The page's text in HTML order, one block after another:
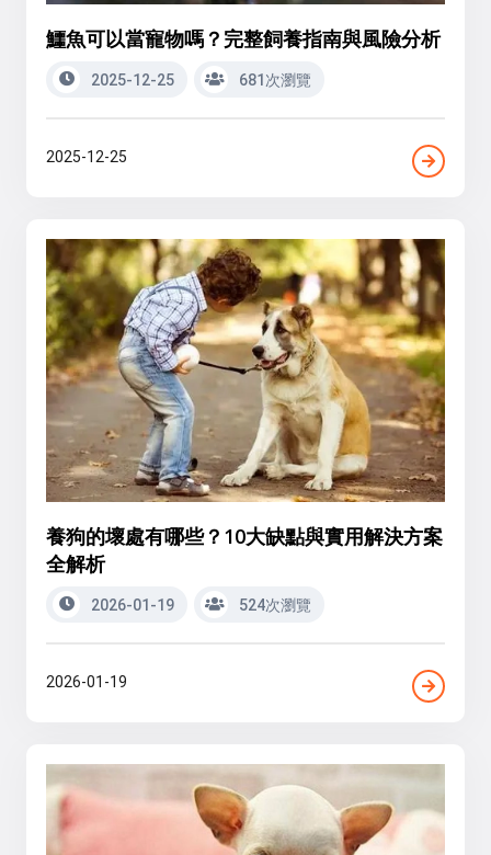
鱷魚可以當寵物嗎？完整飼養指南與風險分析
2025-12-25 681次瀏覽
2025-12-25
養狗的壞處有哪些？10大缺點與實用解決方案
全解析
2026-01-19 524次瀏覽
2026-01-19